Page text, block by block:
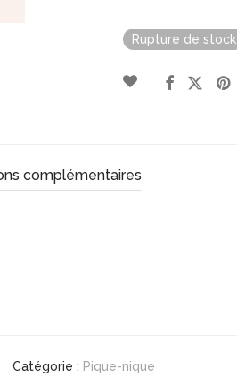
Rupture de stock
complémentaires
Catégorie : Pique-nique